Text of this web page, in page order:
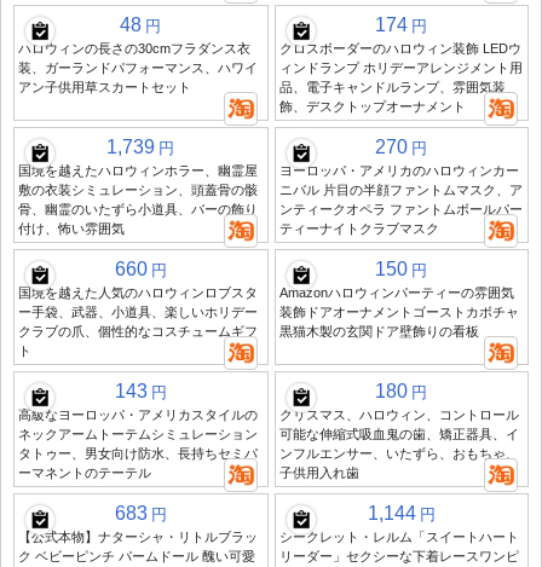
48 円
ハロウィンの長さの30cmフラダンス衣
装、ガーランドパフォーマンス、ハワイ
アン子供用草スカートセット
174 円
クロスボーダーのハロウィン装飾 LEDウ
ィンドランプ ホリデーアレンジメント用
品、電子キャンドルランプ、雰囲気装
飾、デスクトップオーナメント
1,739 円
国境を越えたハロウィンホラー、幽霊屋
敷の衣装シミュレーション、頭蓋骨の骸
骨、幽霊のいたずら小道具、バーの飾り
付け、怖い雰囲気
270 円
ヨーロッパ・アメリカのハロウィンカー
ニバル 片目の半顔ファントムマスク、ア
ンティークオペラ ファントムボールパー
ティーナイトクラブマスク
660 円
国境を越えた人気のハロウィンロブスタ
ー手袋、武器、小道具、楽しいホリデー
クラブの爪、個性的なコスチュームギフ
ト
150 円
Amazonハロウィンパーティーの雰囲気
装飾ドアオーナメントゴーストカボチャ
黒猫木製の玄関ドア壁飾りの看板
143 円
高級なヨーロッパ・アメリカスタイルの
ネックアームトーテムシミュレーション
タトゥー、男女向け防水、長持ちセミパ
ーマネントのテーテル
180 円
クリスマス、ハロウィン、コントロール
可能な伸縮式吸血鬼の歯、矯正器具、イ
ンフルエンサー、いたずら、おもちゃ、
子供用入れ歯
683 円
【公式本物】ナターシャ・リトルブラッ
ク ベビーピンチ パームドール 醜い可愛
1,144 円
シークレット・レルム「スイートハート
リーダー」セクシーな下着レースワンピ